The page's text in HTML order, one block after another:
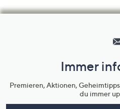
Immer
Premieren, Aktionen,
du immer